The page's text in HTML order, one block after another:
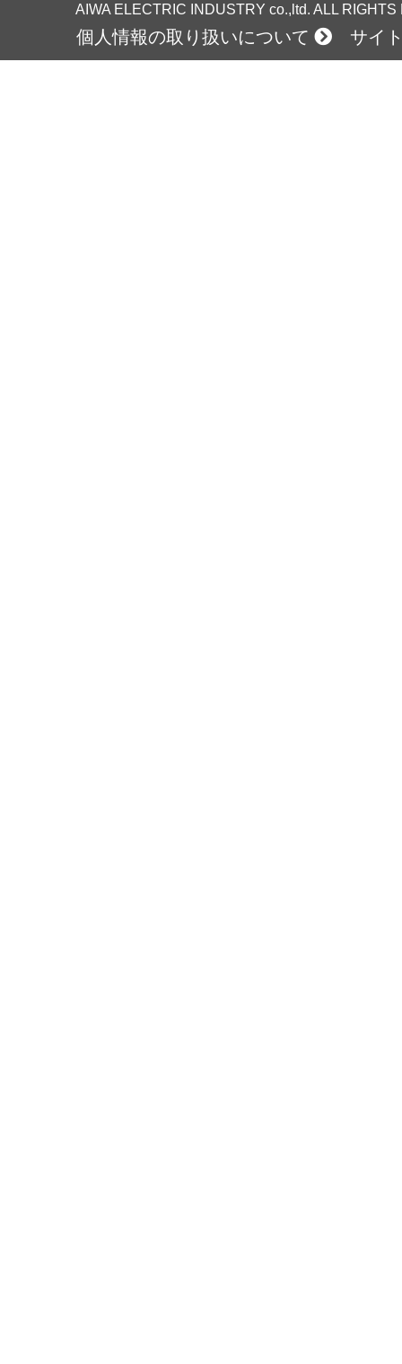
AIWA ELECTRIC INDUSTRY co.,ltd. ALL
個人情報の取り扱いについて サイ